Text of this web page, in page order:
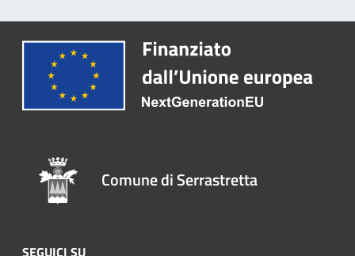
Comune di Serrastretta
SEGUICI SU